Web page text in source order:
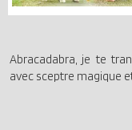
Abracadabra, je te
avec sceptre magique